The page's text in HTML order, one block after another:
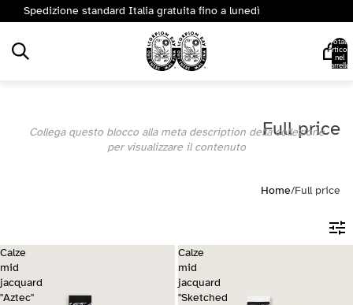
Spedizione standard Italia gratuita fino a lunedì
Totale
articoli
nel
carrello:
Full price
Collega questo blocco alla meta description della collezione
per visualizzare il contenuto
Home/Full price
Calze
mid
jacquard
"Aztec"
Calze
mid
jacquard
"Sketched